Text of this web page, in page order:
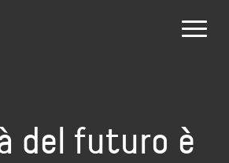
del futuro è